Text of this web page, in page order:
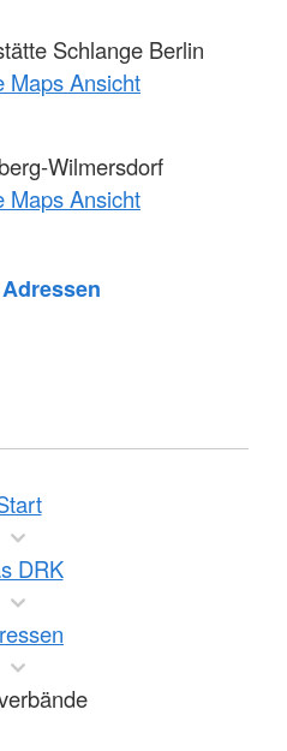
Schlange Berlin
Maps Ansicht
Wilmersdorf
Maps Ansicht
Adressen
DRK